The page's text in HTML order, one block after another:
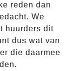
reden dan
We
huurders dit
dus wat van
die daarmee